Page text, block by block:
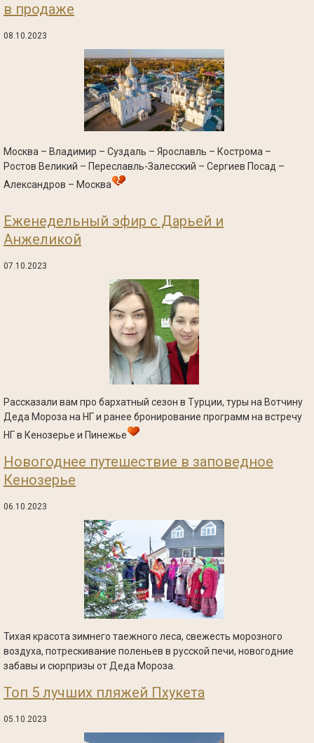
в продаже
08.10.2023
Москва – Владимир – Суздаль – Ярославль – Кострома –
Ростов Великий – Переславль-Залесский – Сергиев Посад –
Александров – Москва
Еженедельный эфир с Дарьей и
Анжеликой
07.10.2023
Рассказали вам про бархатный сезон в Турции, туры на Вотчину
Деда Мороза на НГ и ранее бронирование программ на встречу
НГ в Кенозерье и Пинежье
Новогоднее путешествие в заповедное
Кенозерье
06.10.2023
Тихая красота зимнего таежного леса, свежесть морозного
воздуха, потрескивание поленьев в русской печи, новогодние
забавы и сюрпризы от Деда Мороза.
Топ 5 лучших пляжей Пхукета
05.10.2023